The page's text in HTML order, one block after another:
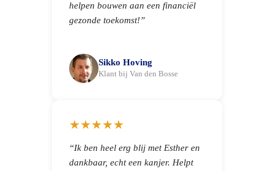
helpen bouwen aan een financiël
gezonde toekomst!”
Sikko Hoving
Klant bij Van den Bosse
★★★★★
“Ik ben heel erg blij met Esther en
dankbaar, echt een kanjer. Helpt